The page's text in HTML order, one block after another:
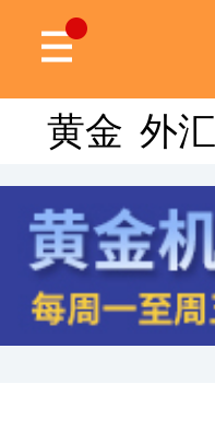
黄金 外汇